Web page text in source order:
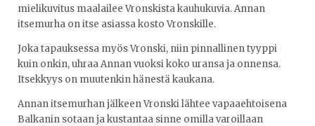
mielikuvitus maalailee Vronskista kauhukuvia. Annan
itsemurha on itse asiassa kosto Vronskille.
Joka tapauksessa myös Vronski, niin pinnallinen tyyppi
kuin onkin, uhraa Annan vuoksi koko uransa ja onnensa.
Itsekkyys on muutenkin hänestä kaukana.
Annan itsemurhan jälkeen Vronski lähtee vapaaehtoisena
Balkanin sotaan ja kustantaa sinne omilla varoillaan